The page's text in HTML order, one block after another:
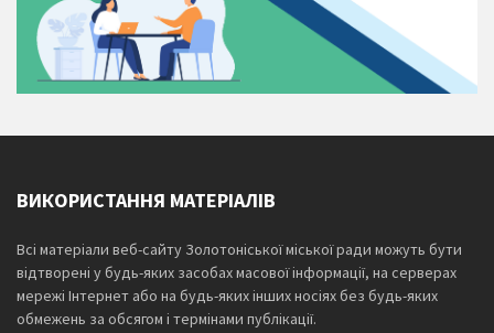
ВИКОРИСТАННЯ МАТЕРІАЛІВ
Всі матеріали веб-сайту Золотоніської міської ради можуть бути
відтворені у будь-яких засобах масової інформації, на серверах
мережі Інтернет або на будь-яких інших носіях без будь-яких
обмежень за обсягом і термінами публікації.